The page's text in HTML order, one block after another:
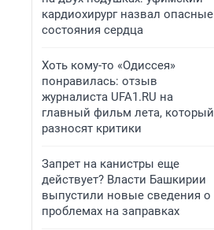
кардиохирург назвал опасные
состояния сердца
Хоть кому-то «Одиссея»
понравилась: отзыв
журналиста UFA1.RU на
главный фильм лета, который
разносят критики
Запрет на канистры еще
действует? Власти Башкирии
выпустили новые сведения о
проблемах на заправках